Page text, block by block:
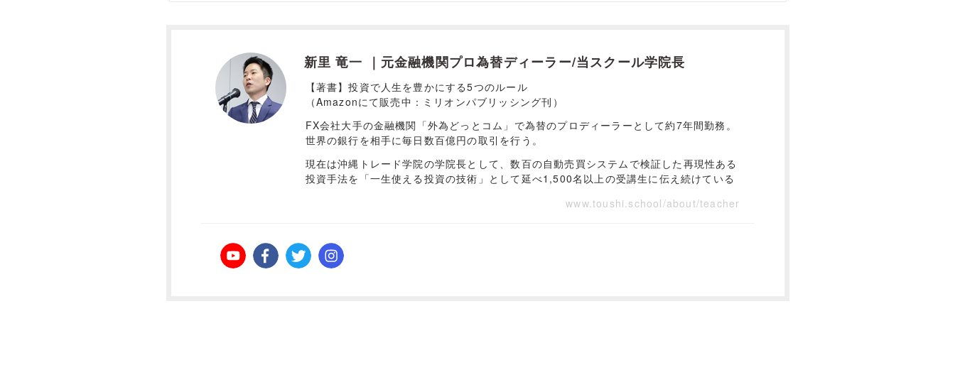
新里 竜一 ｜元金融機関プロ為替ディーラー/当スクール学院長
【著書】投資で人生を豊かにする5つのルール
（Amazonにて販売中：ミリオンパブリッシング刊）
FX会社大手の金融機関「外為どっとコム」で為替のプロディーラーとして約7年間勤務。
世界の銀行を相手に毎日数百億円の取引を行う。
現在は沖縄トレード学院の学院長として、数百の自動売買システムで検証した再現性ある
投資手法を「一生使える投資の技術」として延べ1,500名以上の受講生に伝え続けている
www.toushi.school/about/teacher